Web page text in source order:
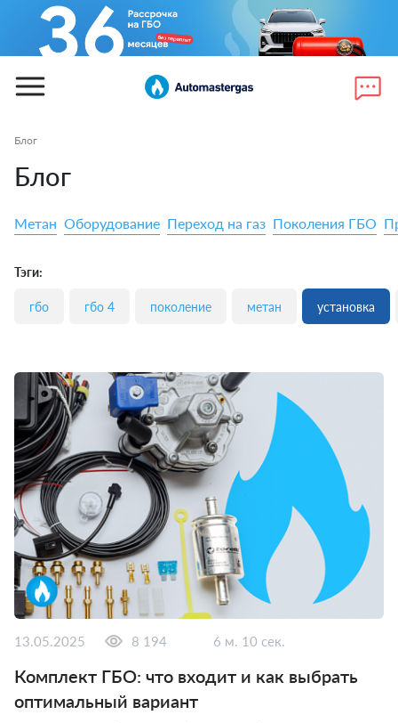
Блог
Блог
13.05.2025 8 194 6 м. 10 сек.
Комплект ГБО: что входит и как выбрать
оптимальный вариант
Метан Оборудование Переход на газ Поколения ГБО
Тэги:
гбо гбо 4 поколение метан установка